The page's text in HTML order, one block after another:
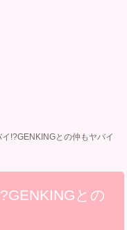
!?GENKINGとの仲もヤバイ
との